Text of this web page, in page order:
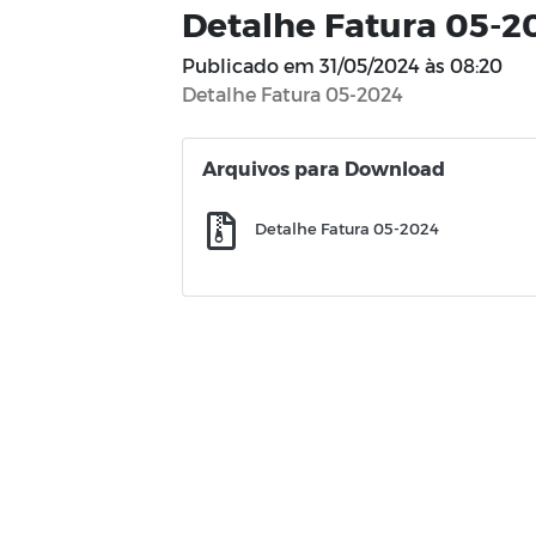
Detalhe Fatura 05-
Publicado em 31/05/2024 às 08:20
Detalhe Fatura 05-2024
Arquivos para Download
Detalhe Fatura 05-2024